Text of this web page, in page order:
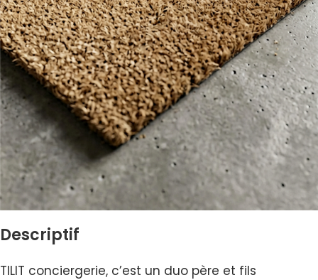
Descriptif
TILIT conciergerie, c’est un duo père et fils